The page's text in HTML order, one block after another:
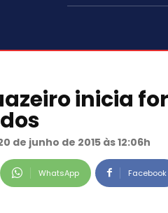
inicia
de junho de 2015 às 12:06h
WhatsApp Facebook